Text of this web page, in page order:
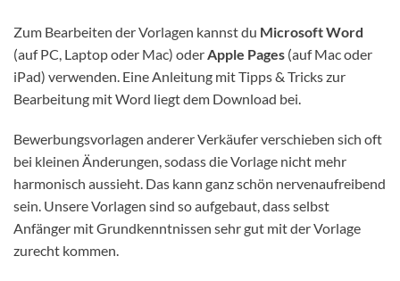
Zum Bearbeiten der Vorlagen kannst du Microsoft Word
(auf PC, Laptop oder Mac) oder Apple Pages (auf Mac oder
iPad) verwenden. Eine Anleitung mit Tipps & Tricks zur
Bearbeitung mit Word liegt dem Download bei.
Bewerbungsvorlagen anderer Verkäufer verschieben sich oft
bei kleinen Änderungen, sodass die Vorlage nicht mehr
harmonisch aussieht. Das kann ganz schön nervenaufreibend
sein. Unsere Vorlagen sind so aufgebaut, dass selbst
Anfänger mit Grundkenntnissen sehr gut mit der Vorlage
zurecht kommen.